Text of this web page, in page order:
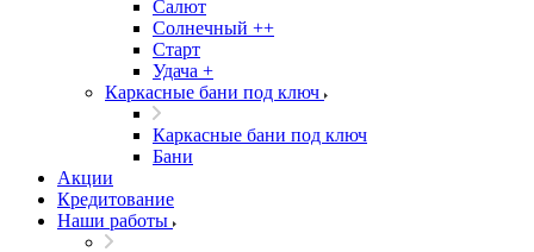
Салют
Солнечный ++
Старт
Удача +
Каркасные бани под ключ
Каркасные бани под ключ
Бани
Акции
Кредитование
Наши работы